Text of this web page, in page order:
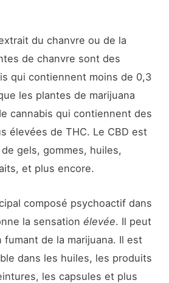
du chanvre ou de la
de chanvre sont des
qui contiennent moins de 0,3
les plantes de marijuana
cannabis qui contiennent des
élevées de THC. Le CBD est
gels, gommes, huiles,
et plus encore.
composé psychoactif dans
la sensationélevée. Il peut
de la marijuana. Il est
dans les huiles, les produits
les capsules et plus